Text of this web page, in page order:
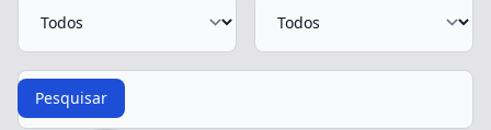
Procurar
Pesquisar